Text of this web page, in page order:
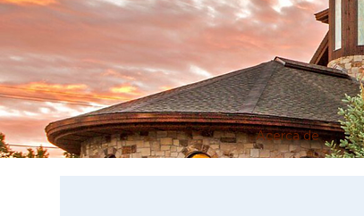
Acerca de